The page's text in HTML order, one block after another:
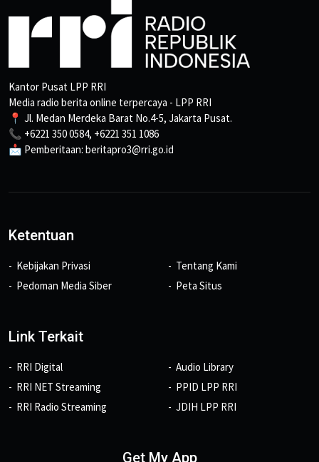
Kantor Pusat LPP RRI
Media radio berita online terpercaya - LPP RRI
📍 Jl. Medan Merdeka Barat No.4-5, Jakarta Pusat.
📞 +6221 350 0584, +6221 351 1086
📩 Pemberitaan: beritapro3@rri.go.id
Ketentuan
Kebijakan Privasi
Pedoman Media Siber
Tentang Kami
Peta Situs
Link Terkait
RRI Digital
RRI NET Streaming
RRI Radio Streaming
Audio Library
PPID LPP RRI
JDIH LPP RRI
Get My App